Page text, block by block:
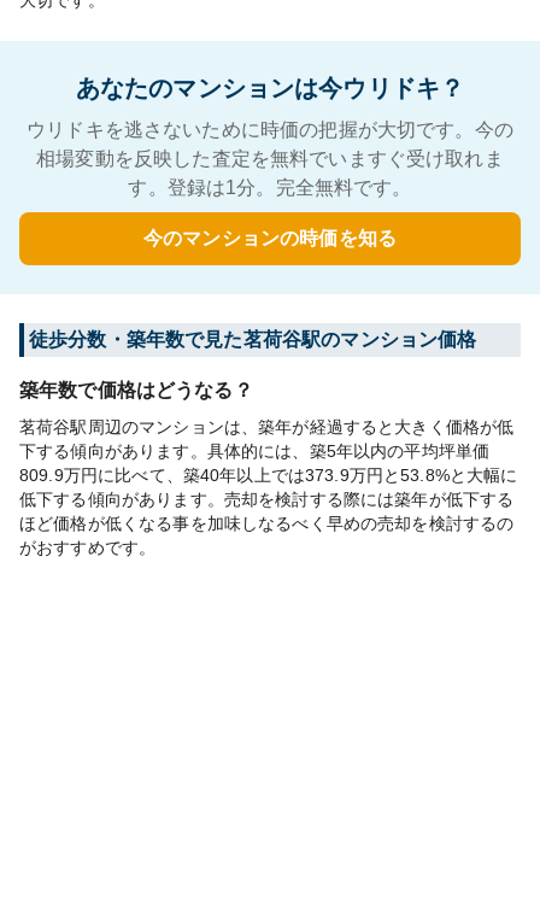
あなたのマンションは今ウリドキ？
ウリドキを逃さないために時価の把握が大切です。今の
相場変動を反映した査定を無料でいますぐ受け取れま
す。登録は1分。完全無料です。
今のマンションの時価を知る
徒歩分数・築年数で見た茗荷谷駅のマンション価格
築年数で価格はどうなる？
茗荷谷駅周辺のマンションは、築年が経過すると大きく価格が低
下する傾向があります。具体的には、築5年以内の平均坪単価
809.9万円に比べて、築40年以上では373.9万円と53.8%と大幅に
低下する傾向があります。売却を検討する際には築年が低下する
ほど価格が低くなる事を加味しなるべく早めの売却を検討するの
がおすすめです。